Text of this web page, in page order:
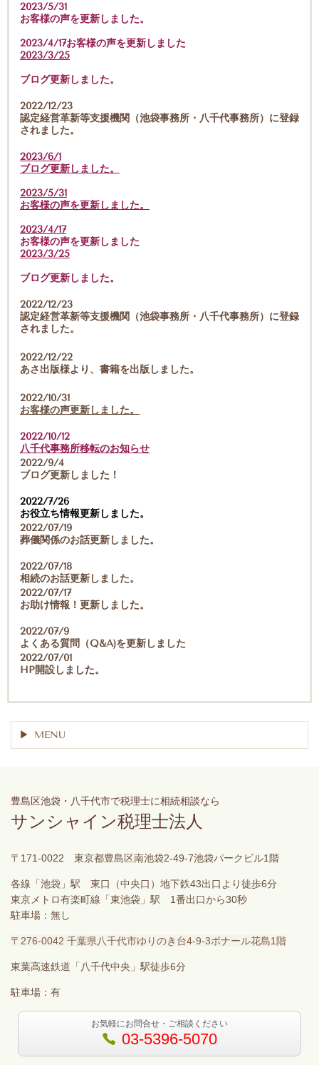
2023/5/31
お客様の声を更新しました。
2023/4/17お客様の声を更新しました
2023/3/25
ブログ更新しました。
2022/12/23
認定経営革新等支援機関（池袋事務所・八千代事務所）に登録
されました。
2023/6/1
ブログ更新しました。
2023/5/31
お客様の声を更新しました。
2023/4/17
お客様の声を更新しました
2023/3/25
ブログ更新しました。
2022/12/23
認定経営革新等支援機関（池袋事務所・八千代事務所）に登録
されました。
2022/12/22
あさ出版様より、書籍を出版しました。
2022/10/31
お客様の声更新しました。
2022/10/12
八千代事務所移転のお知らせ
2022/9/4
ブログ更新しました！
2022/7/26
お役立ち情報更新しました。
2022/07/19
葬儀関係のお話更新しました。
2022/07/18
相続のお話更新しました。
2022/07/17
お助け情報！更新しました。
2022/07/9
よくある質問（Q&A)を更新しました
2022/07/01
HP開設しました。
MENU
豊島区池袋・八千代市で税理士に相続相談なら
サンシャイン税理士法人
〒171-0022 東京都豊島区南池袋2-49-7池袋パークビル1階
各線「池袋」駅 東口（中央口）地下鉄43出口より徒歩6分
東京メトロ有楽町線「東池袋」駅 1番出口から30秒
駐車場：無し
〒276-0042 千葉県八千代市ゆりのき台4-9-3ボナール花島1階
東葉高速鉄道「八千代中央」駅徒歩6分
駐車場：有
お気軽にお問合せ・ご相談ください
03-5396-5070